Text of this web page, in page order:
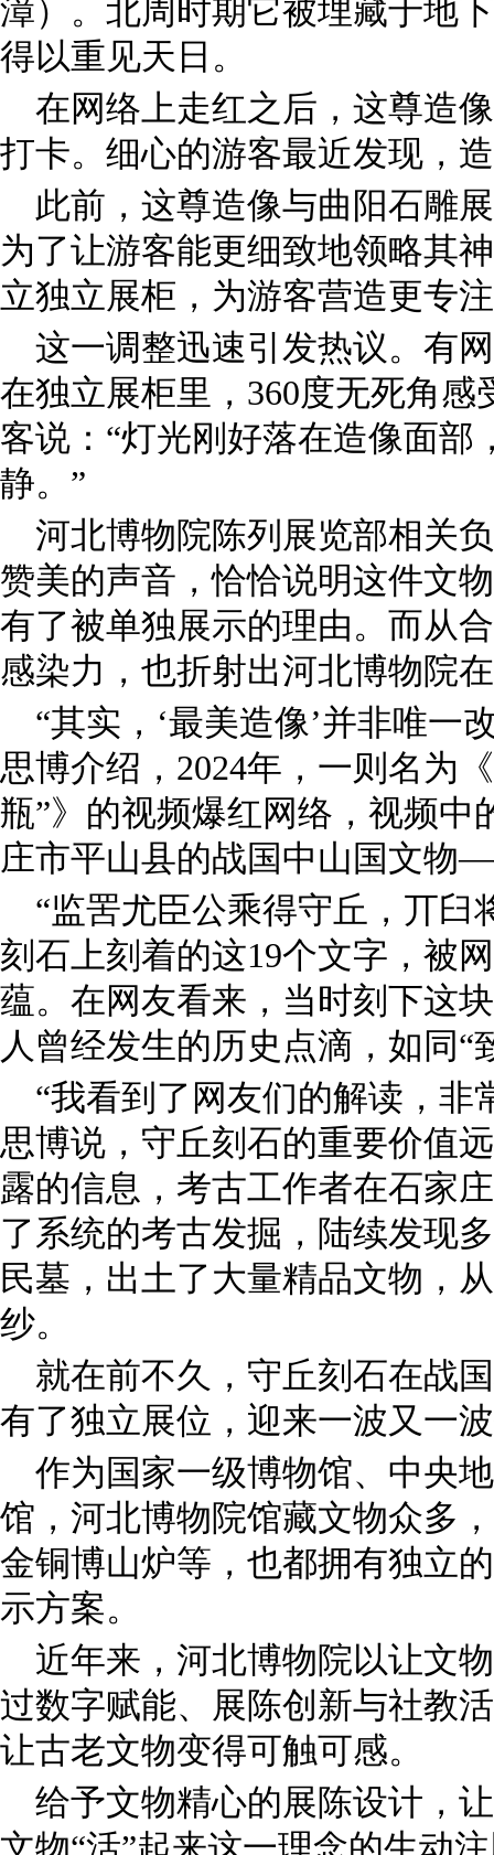
漳）。北周时期它被埋藏于地
得以重见天日。
在网络上走红之后，这尊造
打卡。细心的游客最近发现，
此前，这尊造像与曲阳石雕
为了让游客能更细致地领略其
立独立展柜，为游客营造更专
这一调整迅速引发热议。有
在独立展柜里，360度无死角感
客说：“灯光刚好落在造像面部
静。”
河北博物院陈列展览部相关
赞美的声音，恰恰说明这件文
有了被单独展示的理由。而从
感染力，也折射出河北博物院
“其实，‘最美造像’并非唯一
思博介绍，2024年，一则名为
瓶”》的视频爆红网络，视频中
庄市平山县的战国中山国文物
“监罟尤臣公乘得守丘，丌臼
刻石上刻着的这19个文字，被
蕴。在网友看来，当时刻下这
人曾经发生的历史点滴，如同“
“我看到了网友们的解读，非
思博说，守丘刻石的重要价值
露的信息，考古工作者在石家
了系统的考古发掘，陆续发现
民墓，出土了大量精品文物，
纱。
就在前不久，守丘刻石在战
有了独立展位，迎来一波又一
作为国家一级博物馆、中央
馆，河北博物院馆藏文物众多
金铜博山炉等，也都拥有独立
示方案。
近年来，河北博物院以让文
过数字赋能、展陈创新与社教
让古老文物变得可触可感。
给予文物精心的展陈设计，